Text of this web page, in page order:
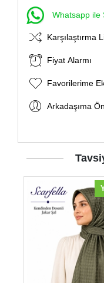
Whatsapp ile
Karşılaştırma
Fiyat Alarmı
Favorilerime
Arkadaşıma